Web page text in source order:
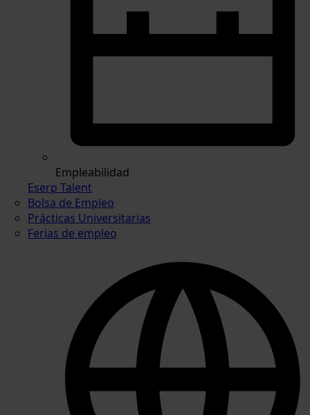
Empleabilidad
Eserp Talent
Bolsa de Empleo
Prácticas Universitarias
Ferias de empleo